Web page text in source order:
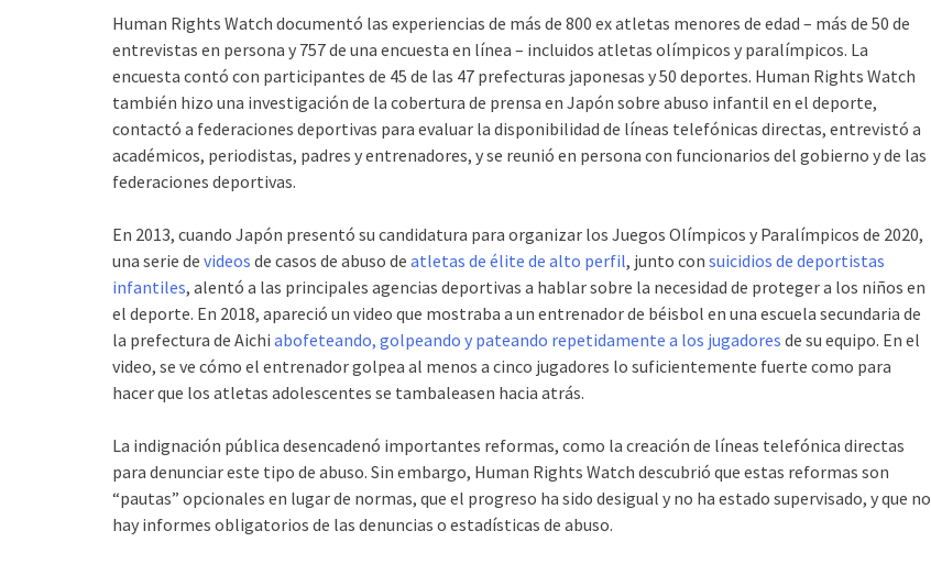
Human Rights Watch documentó las experiencias de más de 800 ex atletas menores de edad – más de 50 de
entrevistas en persona y 757 de una encuesta en línea – incluidos atletas olímpicos y paralímpicos. La
encuesta contó con participantes de 45 de las 47 prefecturas japonesas y 50 deportes. Human Rights Watch
también hizo una investigación de la cobertura de prensa en Japón sobre abuso infantil en el deporte,
contactó a federaciones deportivas para evaluar la disponibilidad de líneas telefónicas directas, entrevistó a
académicos, periodistas, padres y entrenadores, y se reunió en persona con funcionarios del gobierno y de las
federaciones deportivas.
En 2013, cuando Japón presentó su candidatura para organizar los Juegos Olímpicos y Paralímpicos de 2020,
una serie de videos de casos de abuso de atletas de élite de alto perfil, junto con suicidios de deportistas
infantiles, alentó a las principales agencias deportivas a hablar sobre la necesidad de proteger a los niños en
el deporte. En 2018, apareció un video que mostraba a un entrenador de béisbol en una escuela secundaria de
la prefectura de Aichi abofeteando, golpeando y pateando repetidamente a los jugadores de su equipo. En el
video, se ve cómo el entrenador golpea al menos a cinco jugadores lo suficientemente fuerte como para
hacer que los atletas adolescentes se tambaleasen hacia atrás.
La indignación pública desencadenó importantes reformas, como la creación de líneas telefónica directas
para denunciar este tipo de abuso. Sin embargo, Human Rights Watch descubrió que estas reformas son
“pautas” opcionales en lugar de normas, que el progreso ha sido desigual y no ha estado supervisado, y que no
hay informes obligatorios de las denuncias o estadísticas de abuso.